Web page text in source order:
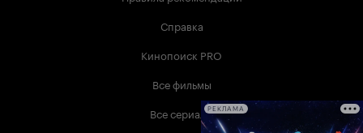
Справка
Кинопоиск PRO
Все фильмы
Все сериалыРЕКЛАМА